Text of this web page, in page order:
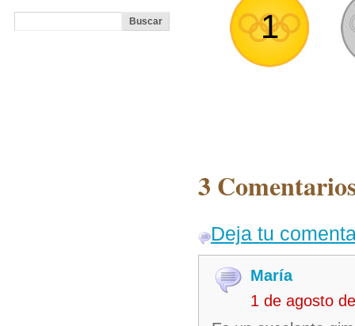
1
3
Deja tu
María
1 de agosto